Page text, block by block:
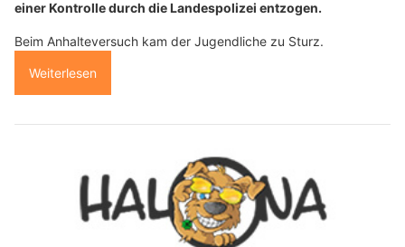
einer Kontrolle durch die Landespolizei entzogen.
Beim Anhalteversuch kam der Jugendliche zu Sturz.
Weiterlesen